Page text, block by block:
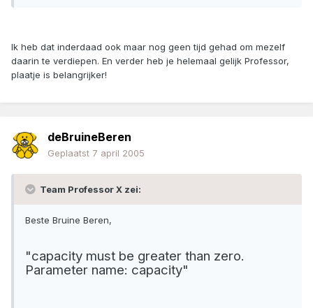
Ik heb dat inderdaad ook maar nog geen tijd gehad om mezelf
daarin te verdiepen. En verder heb je helemaal gelijk Professor,
plaatje is belangrijker!
deBruineBeren
Geplaatst 7 april 2005
Team Professor X zei:
Beste Bruine Beren,
"capacity must be greater than zero.
Parameter name: capacity"